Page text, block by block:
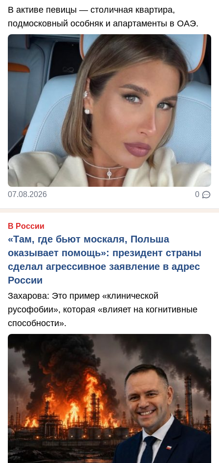
В активе певицы — столичная квартира,
подмосковный особняк и апартаменты в ОАЭ.
07.08.2026 0
В России
«Там, где бьют москаля, Польша
оказывает помощь»: президент страны
сделал агрессивное заявление в адрес
России
Захарова: Это пример «клинической
русофобии», которая «влияет на когнитивные
способности».